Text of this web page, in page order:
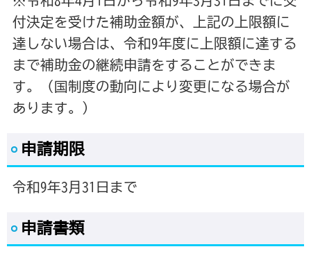
付決定を受けた補助金額が、上記の上限額に
達しない場合は、令和9年度に上限額に達する
まで補助金の継続申請をすることができま
す。（国制度の動向により変更になる場合が
あります。）
申請期限
令和9年3月31日まで
申請書類